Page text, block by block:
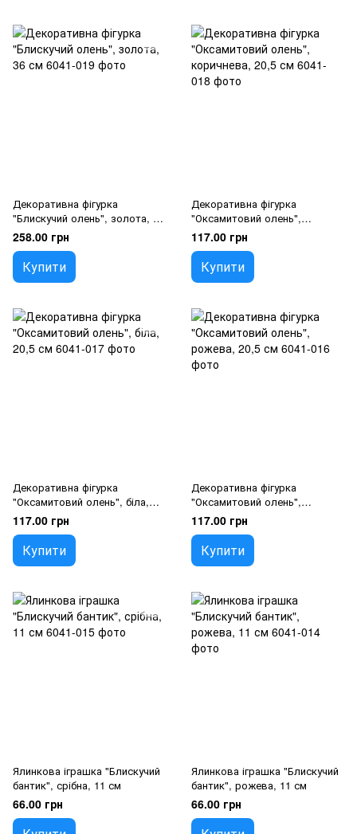
Декоративна фігурка
"Блискучий олень", золота, 36
см
258.00 грн
Купити
Декоративна фігурка
"Оксамитовий олень",
коричнева, 20,5 см
117.00 грн
Купити
Декоративна фігурка
"Оксамитовий олень", біла,
20,5 см
117.00 грн
Купити
Декоративна фігурка
"Оксамитовий олень",
рожева, 20,5 см
117.00 грн
Купити
Ялинкова іграшка "Блискучий
бантик", срібна, 11 см
66.00 грн
Ялинкова іграшка "Блискучий
бантик", рожева, 11 см
66.00 грн